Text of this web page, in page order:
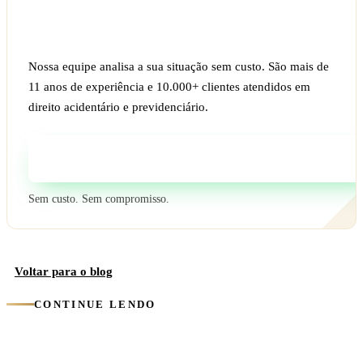
Nossa equipe analisa a sua situação sem custo. São mais de
11 anos de experiência e 10.000+ clientes atendidos em
direito acidentário e previdenciário.
Sem custo. Sem compromisso.
Voltar para o blog
CONTINUE LENDO